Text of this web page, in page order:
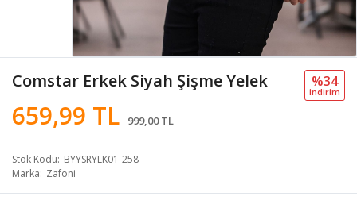
Comstar Erkek Siyah Şişme Yelek
659,99 TL 999,00 TL
%34
i̇ndi̇ri̇m
Stok Kodu BYYSRYLK01-258
Marka Zafoni